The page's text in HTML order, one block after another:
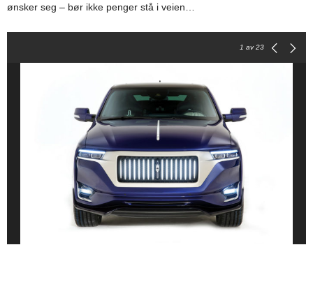
ønsker seg – bør ikke penger stå i veien…
1 av 23